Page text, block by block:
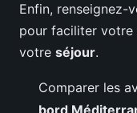
Enfin, renseignez-
pour faciliter votre
votre séjour.
Comparer les